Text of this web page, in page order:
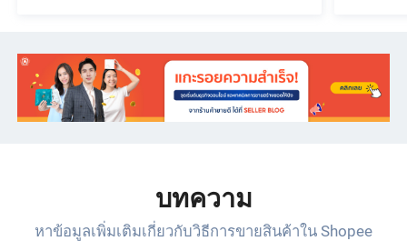
บทความ
หาข้อมูลเพิ่มเติมเกี่ยวกับวิธีการขายสินค้าใน Shopee